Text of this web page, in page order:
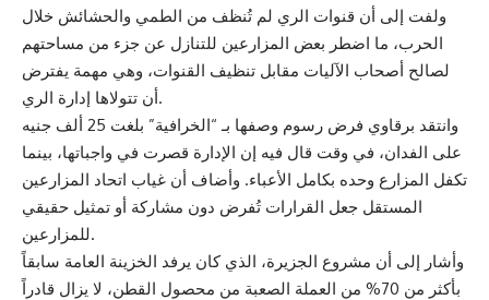
ولفت إلى أن قنوات الري لم تُنظف من الطمي والحشائش خلال
الحرب، ما اضطر بعض المزارعين للتنازل عن جزء من مساحتهم
لصالح أصحاب الآليات مقابل تنظيف القنوات، وهي مهمة يفترض
أن تتولاها إدارة الري.
وانتقد برقاوي فرض رسوم وصفها بـ “الخرافية” بلغت 25 ألف جنيه
على الفدان، في وقت قال فيه إن الإدارة قصرت في واجباتها، بينما
تكفل المزارع وحده بكامل الأعباء. وأضاف أن غياب اتحاد المزارعين
المستقل جعل القرارات تُفرض دون مشاركة أو تمثيل حقيقي
للمزارعين.
وأشار إلى أن مشروع الجزيرة، الذي كان يرفد الخزينة العامة سابقاً
بأكثر من 70% من العملة الصعبة من محصول القطن، لا يزال قادراً